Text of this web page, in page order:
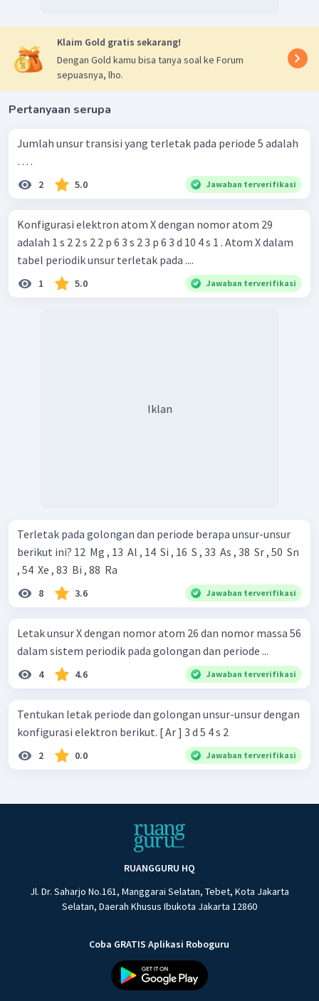
Klaim Gold gratis sekarang!
Dengan Gold kamu bisa tanya soal ke Forum
sepuasnya, lho.
Pertanyaan serupa
Jumlah unsur transisi yang terletak pada periode 5 adalah
… .
2 5.0 Jawaban terverifikasi
Konfigurasi elektron atom X dengan nomor atom 29
adalah 1 s 2 2 s 2 2 p 6 3 s 2 3 p 6 3 d 10 4 s 1 . Atom X dalam
tabel periodik unsur terletak pada ....
1 5.0 Jawaban terverifikasi
Iklan
Terletak pada golongan dan periode berapa unsur-unsur
berikut ini? 12 ​ Mg , 13 ​ Al , 14 ​ Si , 16 ​ S , 33 ​ As , 38 ​ Sr , 50 ​ Sn
, 54 ​ Xe , 83 ​ Bi , 88 ​ Ra
8 3.6 Jawaban terverifikasi
Letak unsur X dengan nomor atom 26 dan nomor massa 56
dalam sistem periodik pada golongan dan periode ...
4 4.6 Jawaban terverifikasi
Tentukan letak periode dan golongan unsur-unsur dengan
konfigurasi elektron berikut. [ Ar ] 3 d 5 4 s 2
2 0.0 Jawaban terverifikasi
RUANGGURU HQ
Jl. Dr. Saharjo No.161, Manggarai Selatan, Tebet, Kota Jakarta
Selatan, Daerah Khusus Ibukota Jakarta 12860
Coba GRATIS Aplikasi Roboguru